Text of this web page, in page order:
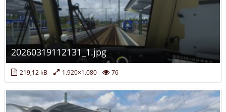
20260319112131_1.jpg
219,12 kB 1.920×1.080 76